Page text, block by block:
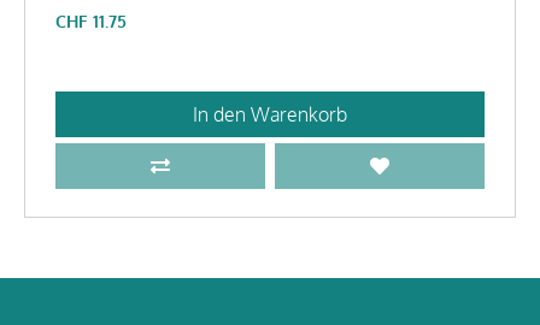
CHF 11.75
In den Warenkorb